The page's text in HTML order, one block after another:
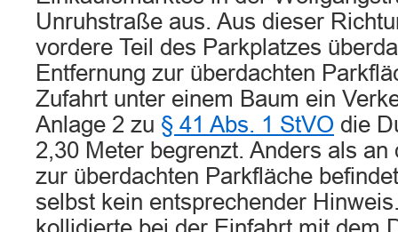
Unruhstraße aus. Aus dieser
vordere Teil des Parkplatzes
Entfernung zur überdachten
Zufahrt unter einem Baum ein
Anlage 2 zu § 41 Abs. 1 StVO die
2,30 Meter begrenzt. Anders als
zur überdachten Parkfläche
selbst kein entsprechender